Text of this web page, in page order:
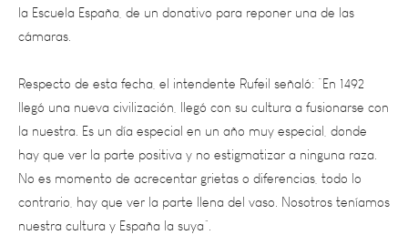
Respecto de esta fecha, el intendente Rufeil señaló: “En 1492
llegó una nueva civilización, llegó con su cultura a fusionarse con
la nuestra. Es un día especial en un año muy especial, donde
hay que ver la parte positiva y no estigmatizar a ninguna raza.
No es momento de acrecentar grietas o diferencias, todo lo
contrario, hay que ver la parte llena del vaso. Nosotros teníamos
nuestra cultura y España la suya”.